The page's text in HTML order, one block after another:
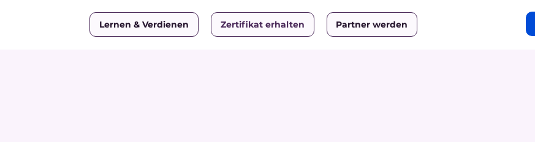
Lernen & Verdienen Zertifikat erhalten Partner werden